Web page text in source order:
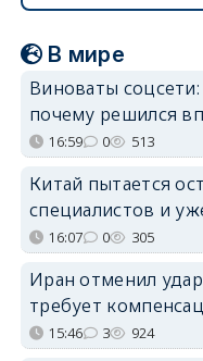
В мире
Виноваты соцсети:
почему решился
16:59 0 513
Китай пытается
специалистов и
16:07 0 305
Иран отменил
требует
15:46 3 924